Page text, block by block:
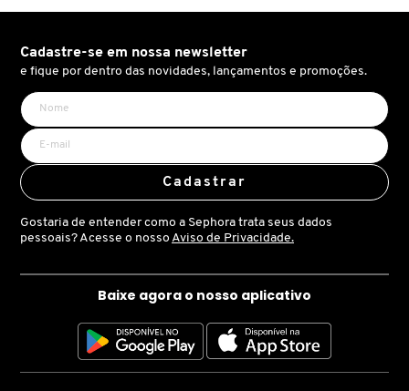
LOEWE
MARC JACOBS
Cadastre-se em nossa newsletter
e fique por dentro das novidades, lançamentos e promoções.
Cadastrar
Gostaria de entender como a Sephora trata seus dados
pessoais? Acesse o nosso Aviso de Privacidade.
Baixe agora o nosso aplicativo